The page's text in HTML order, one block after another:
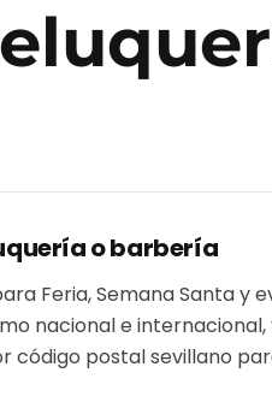
o barbería
Feria, Semana Santa y
nacional e internacional,
código postal sevillano